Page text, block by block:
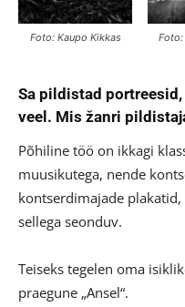
Foto: Kaupo Kikkas Foto:
Sa pildistad
veel. Mis žanri
Põhiline töö on ikkagi
muusikutega, nende
kontserdimajade
sellega seonduv.
Teiseks tegelen oma
praegune „Ansel“.